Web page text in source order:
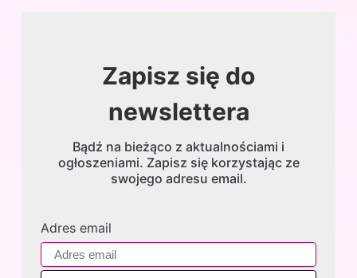
Zapisz się do
newslettera
Bądź na bieżąco z aktualnościami i
ogłoszeniami. Zapisz się korzystając ze
swojego adresu email.
Adres email